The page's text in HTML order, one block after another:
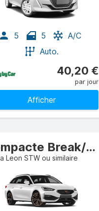
5 5
A/C
Auto.
40,20 €
par jour
Afficher
Compacte Break/Fourgon
Leon STW ou similaire